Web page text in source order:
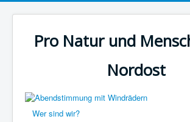
Pro Natur und
Nordost
Wer sind wir?